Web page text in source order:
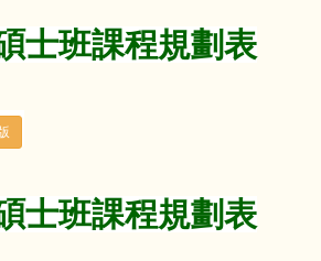
士班課程規劃表
士班課程規劃表